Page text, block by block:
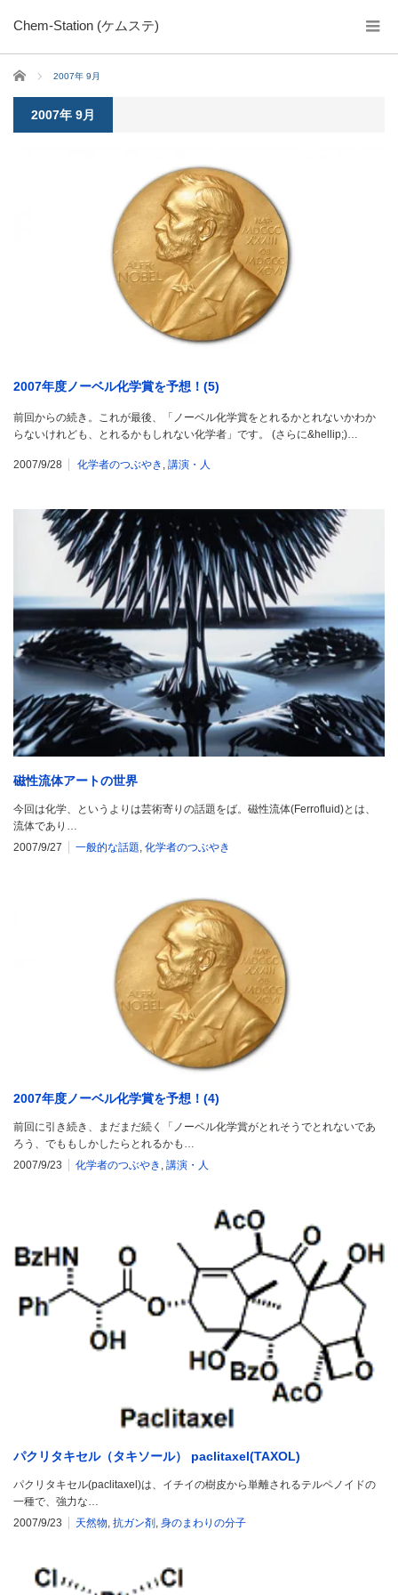
Chem-Station (ケムステ)
ホーム 2007年 9月
2007年 9月
2007年度ノーベル化学賞を予想！(5)
前回からの続き。これが最後、「ノーベル化学賞をとれるかとれないかわか
らないけれども、とれるかもしれない化学者」です。 (さらに&hellip;)…
2007/9/28 化学者のつぶやき , 講演・人
磁性流体アートの世界
今回は化学、というよりは芸術寄りの話題をば。磁性流体(Ferrofluid)とは、
流体であり…
2007/9/27
一般的な話題, 化学者のつぶやき
2007年度ノーベル化学賞を予想！(4)
前回に引き続き、まだまだ続く「ノーベル化学賞がとれそうでとれないであ
ろう、でももしかしたらとれるかも…
2007/9/23
化学者のつぶやき , 講演・人
パクリタキセル（タキソール） paclitaxel(TAXOL)
パクリタキセル(paclitaxel)は、イチイの樹皮から単離されるテルペノイドの
一種で、強力な…
2007/9/23
天然物, 抗ガン剤 , 身のまわりの分子